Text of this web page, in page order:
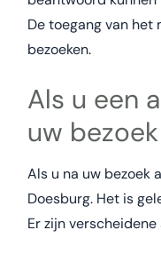
De toegang van het
bezoeken.
Als u een
uw
Als u na uw bezoek
Doesburg. Het is
Er zijn